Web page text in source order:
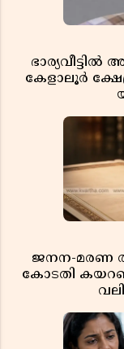
കേളാലൂർ
ജനന-മരണ
കോടതി